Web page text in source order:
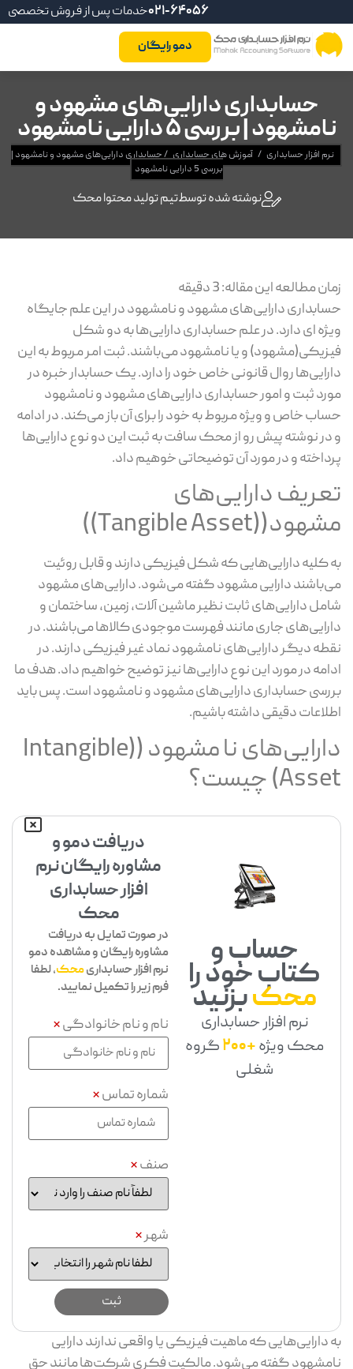
خدمات پس از فروش تخصصی021-64056
دمو رایگان
حسابداری دارایی‌های مشهود و
نامشهود | بررسی 5 دارایی نامشهود
نرم افزار حسابداری / آموزش های حسابداری /حسابداری دارایی‌های مشهود و نامشهود |
بررسی 5 دارایی نامشهود
نوشته شده توسطتیم تولید محتوا محک
زمان مطالعه این مقاله:3دقیقه
حسابداری دارایی‌های مشهود و نامشهود در این علم جایگاه
ویژه ای دارد. در علم حسابداری دارایی‌ها به دو شکل
فیزیکی(مشهود) و یا نامشهود می‌باشند. ثبت امر مربوط به این
دارایی‌ها روال قانونی خاص خود را دارد. یک حسابدار خبره در
مورد ثبت و امور حسابداری دارایی‌های مشهود و نامشهود
حساب خاص و ویژه مربوط به خود را برای آن باز می‌کند. در ادامه
و در نوشته پیش رو از محک سافت به ثبت این دو نوع دارایی‌ها
پرداخته و در مورد آن توضیحاتی خوهیم داد.
تعریف دارایی‌های
مشهود((Tangible Asset))
به کلیه دارایی‌هایی که شکل فیزیکی دارند و قابل روئیت
می‌باشند دارایی مشهود گفته می‌شود. دارایی‌های مشهود
شامل دارایی‌های ثابت نظیر ماشین آلات، زمین، ساختمان و
دارایی‌های جاری مانند فهرست موجودی کالا‌ها می‌باشند. در
نقطه دیگر دارایی‌های نامشهود نماد غیر فیزیکی دارند. در
ادامه در مورد این نوع دارایی‌ها نیز توضیح خواهیم داد. هدف ما
بررسی حسابداری دارایی‌های مشهود و نامشهود است. پس باید
اطلاعات دقیقی داشته باشیم.
دارایی‌های نا مشهود ((Intangible
Asset) چیست؟
حساب و
کتاب خود را
محکبزنید
نرم افزار حسابداری
محک ویژه+200
گروه
شغلی
دریافت دمو و
مشاوره رایگان نرم
افزار حسابداری
محک
در صورت تمایل به دریافت
مشاوره رایگان و مشاهده دمو
نرم افزار حسابداریمحک، لطفا
فرم زیر را تکمیل نمایید.
نام و نام خانوادگی*
شماره تماس*
صنف*
شهر*
به دارایی‌هایی که ماهیت فیزیکی یا واقعی ندارند دارایی
نامشهود گفته می‌شود. مالکیت فکری شرکت‌ها مانند حق